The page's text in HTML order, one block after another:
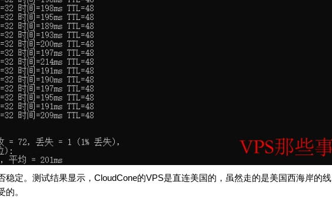
稳定。测试结果显示，CloudCone的VPS是直连美国的，虽然走的是美国西海岸的线
。